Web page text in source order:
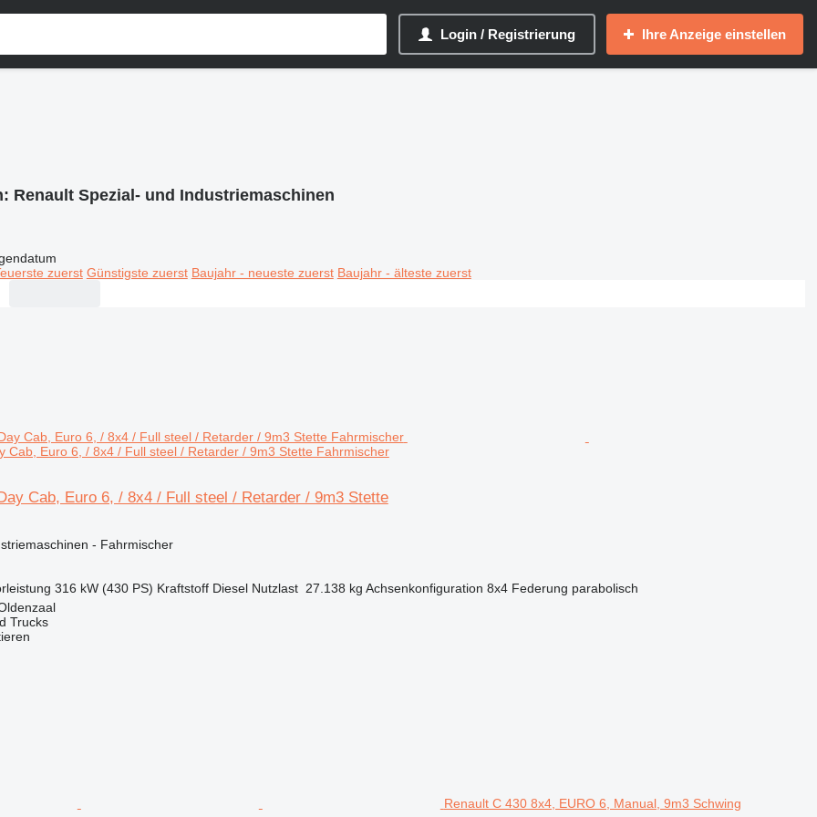
Login / Registrierung Ihre Anzeige einstellen
Renault Spezial- und Industriemaschinen
zuerst Günstigste zuerst Baujahr - neueste zuerst Baujahr - älteste zuerst
Cab, Euro 6, / 8x4 / Full steel / Retarder / 9m3 Stette Fahrmischer
Cab, Euro 6, / 8x4 / Full steel / Retarder / 9m3 Stette
- Fahrmischer
316 kW (430 PS) Kraftstoff Diesel Nutzlast 27.138 kg Achsenkonfiguration 8x4 Federung parabolisch
Trucks
Renault C 430 8x4, EURO 6, Manual, 9m3 Schwing